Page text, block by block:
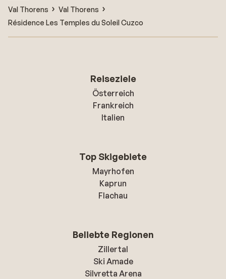
Val Thorens
Val Thorens
Résidence Les Temples du Soleil Cuzco
Reiseziele
Österreich
Frankreich
Italien
Top Skigebiete
Mayrhofen
Kaprun
Flachau
Beliebte Regionen
Zillertal
Ski Amade
Silvretta Arena